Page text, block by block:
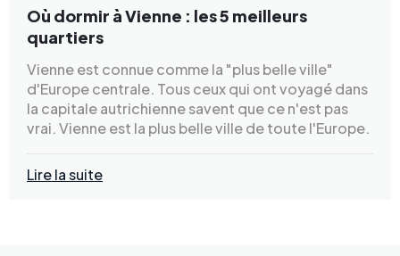
Où dormir à Vienne : les 5 meilleurs
quartiers
Vienne est connue comme la "plus belle ville"
d'Europe centrale. Tous ceux qui ont voyagé dans
la capitale autrichienne savent que ce n'est pas
vrai. Vienne est la plus belle ville de toute l'Europe.
Lire la suite